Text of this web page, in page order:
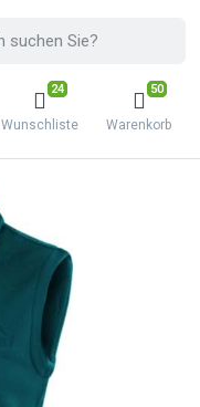
24
Wunschliste
50
Warenkorb